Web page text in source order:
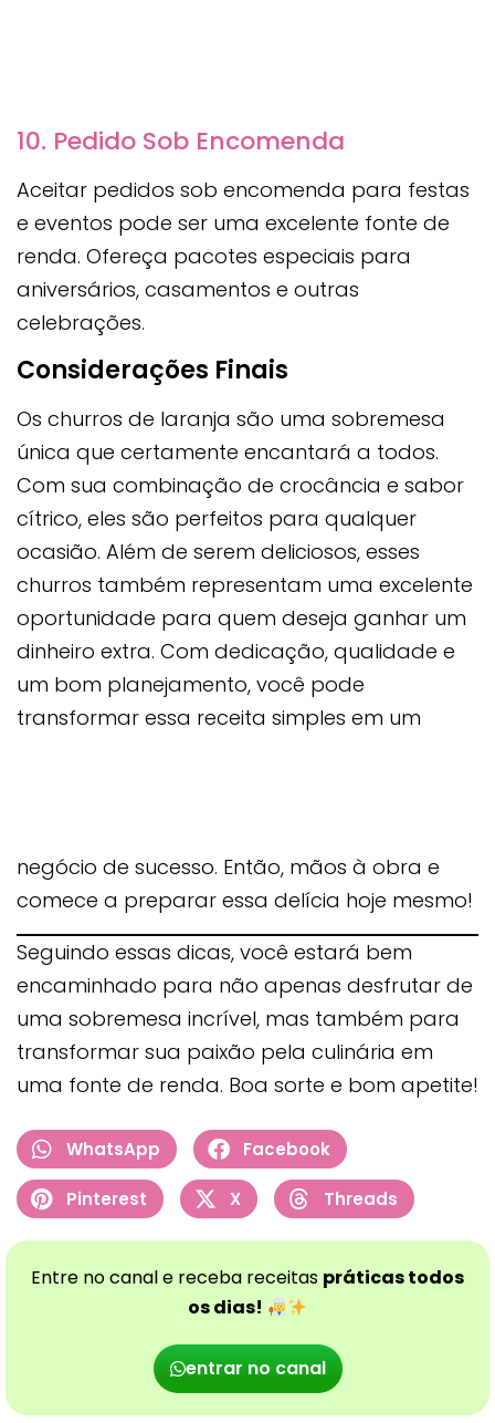
10. Pedido Sob Encomenda
Aceitar pedidos sob encomenda para festas
e eventos pode ser uma excelente fonte de
renda. Ofereça pacotes especiais para
aniversários, casamentos e outras
celebrações.
Considerações Finais
Os churros de laranja são uma sobremesa
única que certamente encantará a todos.
Com sua combinação de crocância e sabor
cítrico, eles são perfeitos para qualquer
ocasião. Além de serem deliciosos, esses
churros também representam uma excelente
oportunidade para quem deseja ganhar um
dinheiro extra. Com dedicação, qualidade e
um bom planejamento, você pode
transformar essa receita simples em um
negócio de sucesso. Então, mãos à obra e
comece a preparar essa delícia hoje mesmo!
Seguindo essas dicas, você estará bem
encaminhado para não apenas desfrutar de
uma sobremesa incrível, mas também para
transformar sua paixão pela culinária em
uma fonte de renda. Boa sorte e bom apetite!
WhatsApp Facebook
Pinterest X Threads
Entre no canal e receba receitas práticas todos
os dias!
entrar no canal